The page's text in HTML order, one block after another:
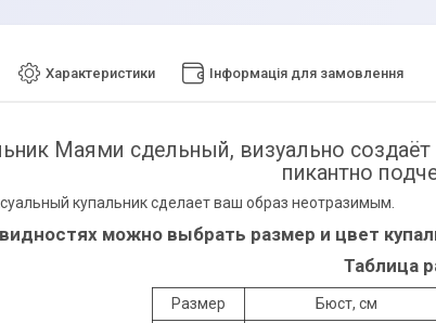
Характеристики Інформація для замовлення
Маями сдельный, визуально
пикантно
купальник сделает ваш образ неотразимым.
можно выбрать размер и цвет
Таблица
Размер Бюст, см